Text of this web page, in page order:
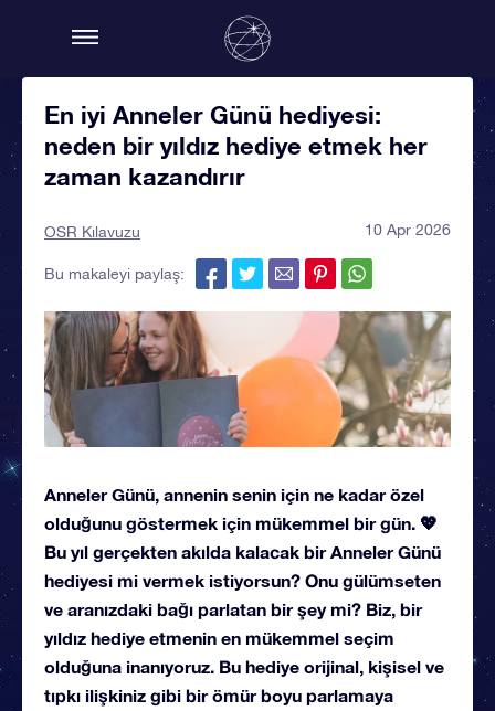
En iyi Anneler Günü hediyesi:
neden bir yıldız hediye etmek her
zaman kazandırır
OSR Kılavuzu 10 Apr 2026
Bu makaleyi paylaş:
Anneler Günü, annenin senin için ne kadar özel
olduğunu göstermek için mükemmel bir gün. 💖
Bu yıl gerçekten akılda kalacak bir Anneler Günü
hediyesi mi vermek istiyorsun? Onu gülümseten
ve aranızdaki bağı parlatan bir şey mi? Biz, bir
yıldız hediye etmenin en mükemmel seçim
olduğuna inanıyoruz. Bu hediye orijinal, kişisel ve
tıpkı ilişkiniz gibi bir ömür boyu parlamaya